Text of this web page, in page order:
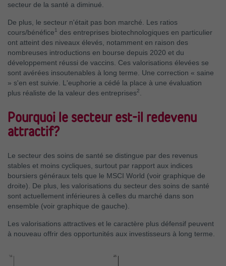
secteur de la santé a diminué.
De plus, le secteur n'était pas bon marché. Les ratios
cours/bénéfice1 des entreprises biotechnologiques en particulier
ont atteint des niveaux élevés, notamment en raison des
nombreuses introductions en bourse depuis 2020 et du
développement réussi de vaccins. Ces valorisations élevées se
sont avérées insoutenables à long terme. Une correction « saine
» s'en est suivie. L'euphorie a cédé la place à une évaluation
plus réaliste de la valeur des entreprises2
Pourquoi le secteur est-il redevenu
attractif?
Le secteur des soins de santé se distingue par des revenus
stables et moins cycliques, surtout par rapport aux indices
boursiers généraux tels que le MSCI World (voir graphique de
droite). De plus, les valorisations du secteur des soins de santé
sont actuellement inférieures à celles du marché dans son
ensemble (voir graphique de gauche).
Les valorisations attractives et le caractère plus défensif peuvent
à nouveau offrir des opportunités aux investisseurs à long terme.